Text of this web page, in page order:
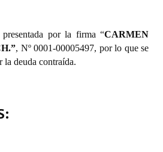
por la firma “CARMEN
, Nº 0001-00005497, por lo que se
la deuda contraída.